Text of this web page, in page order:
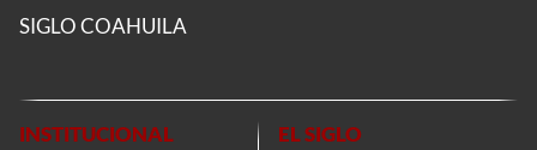
SIGLO COAHUILA
INSTITUCIONAL
EL SIGLO